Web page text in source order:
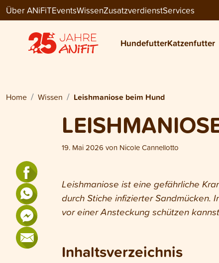
Über ANiFiTEventsWissenZusatzverdienstServices
HundefutterKatzenfutter
Home Wissen Leishmaniose beim Hund
19. Mai 2026 von Nicole Cannellotto
Leishmaniose ist eine gefährliche
durch Stiche infizierter
vor einer Ansteckung schützen
Inhaltsverzeichnis